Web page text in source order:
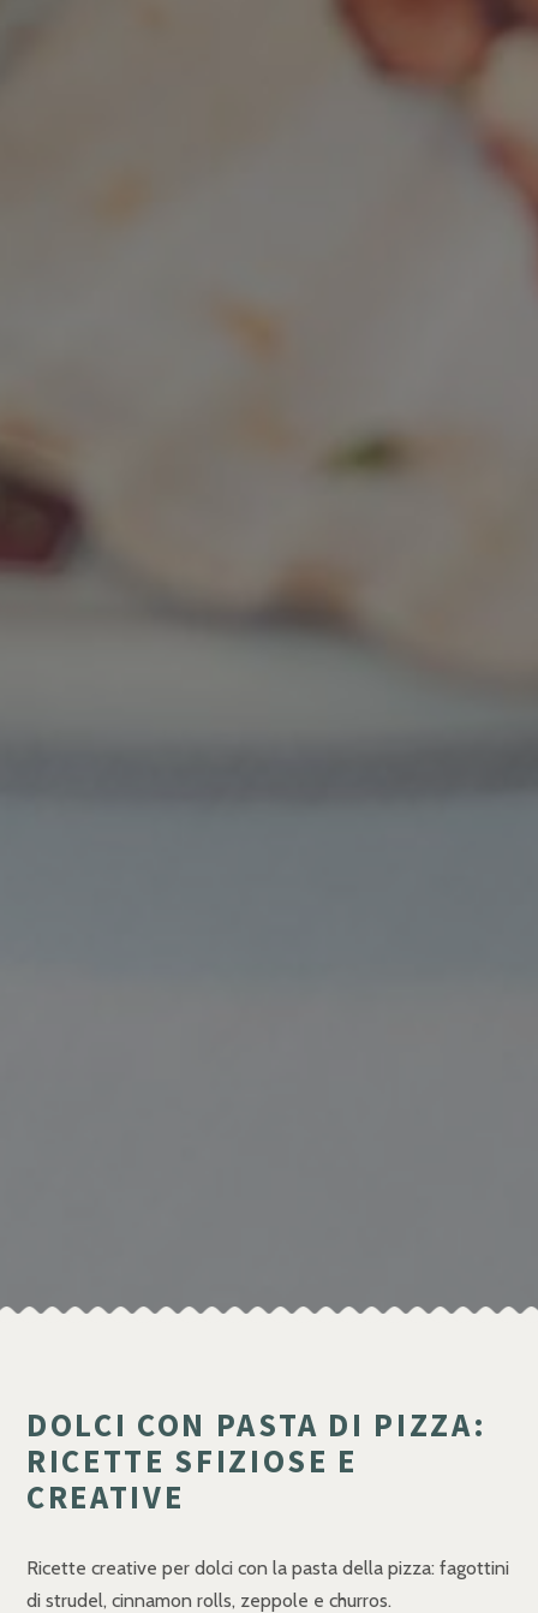
DOLCI CON PASTA DI PIZZA:
RICETTE SFIZIOSE E
CREATIVE
Ricette creative per dolci con la pasta della pizza: fagottini
di strudel, cinnamon rolls, zeppole e churros.